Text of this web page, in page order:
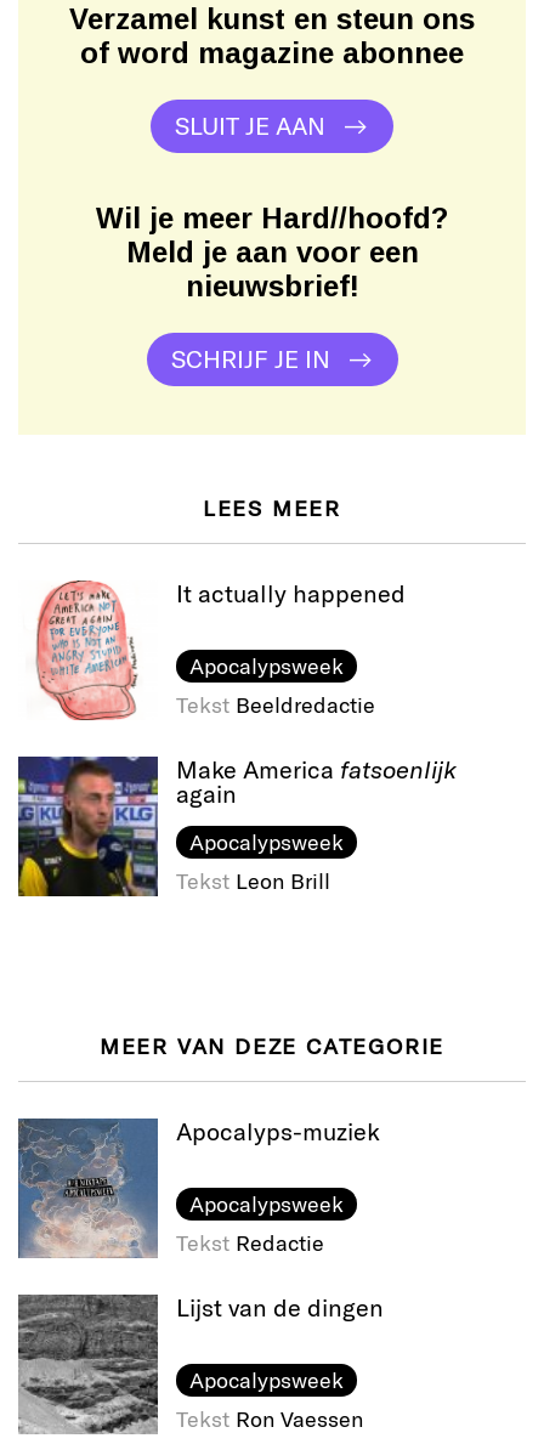
Verzamel kunst en steun ons
of word magazine abonnee
SLUIT JE AAN
Wil je meer Hard//hoofd?
Meld je aan voor een
nieuwsbrief!
SCHRIJF JE IN
LEES MEER
It actually happened
Apocalypsweek
Tekst Beeldredactie
Make America fatsoenlijk
again
Apocalypsweek
Tekst Leon Brill
MEER VAN DEZE CATEGORIE
Apocalyps-​muziek
Apocalypsweek
Tekst Redactie
Lijst van de dingen
Apocalypsweek
Tekst Ron Vaessen